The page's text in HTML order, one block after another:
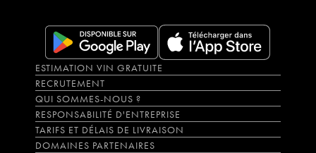
ESTIMATION VIN GRATUITE
RECRUTEMENT
QUI SOMMES-NOUS ?
RESPONSABILITÉ D'ENTREPRISE
TARIFS ET DÉLAIS DE LIVRAISON
DOMAINES PARTENAIRES